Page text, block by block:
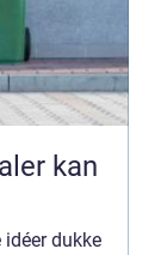
kan
dukke